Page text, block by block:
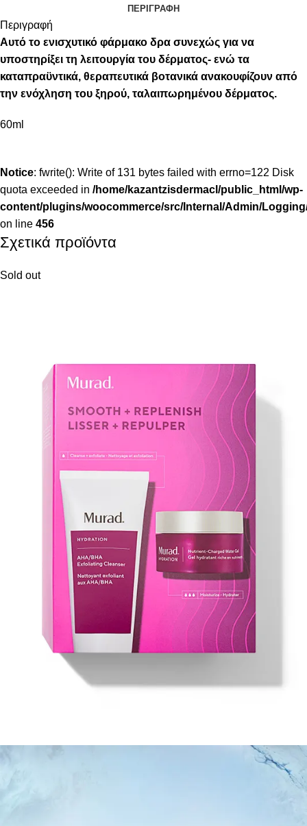
ΠΕΡΙΓΡΑΦΉ
Περιγραφή
Αυτό το ενισχυτικό φάρμακο δρα συνεχώς για να
υποστηρίξει τη λειτουργία του δέρματος- ενώ τα
καταπραϋντικά, θεραπευτικά βοτανικά ανακουφίζουν από
την ενόχληση του ξηρού, ταλαιπωρημένου δέρματος.
60ml
Notice: fwrite(): Write of 131 bytes failed with errno=122 Disk
quota exceeded in /home/kazantzisdermacl/public_html/wp-
content/plugins/woocommerce/src/Internal/Admin/
on line 456
Σχετικά προϊόντα
Sold out